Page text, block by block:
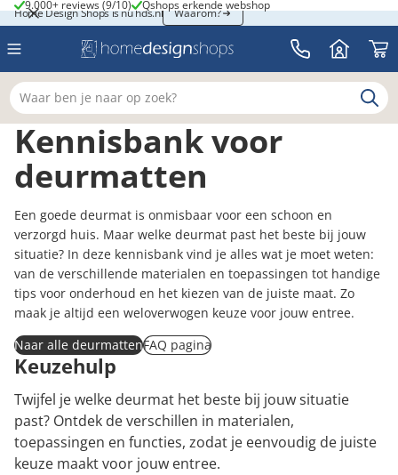
Home Design Shops is nu hds.nl
Home Design Shops is nu hds.nl Waarom?
9.000+ reviews (9/10)
9.000+ reviews (9/10) Qshops erkende webshop
Qshops erkende webshop
Waar ben je naar op zoek?
Kennisbank voor
deurmatten
Een goede deurmat is onmisbaar voor een schoon en
verzorgd huis. Maar welke deurmat past het beste bij jouw
situatie? In deze kennisbank vind je alles wat je moet weten:
van de verschillende materialen en toepassingen tot handige
tips voor onderhoud en het kiezen van de juiste maat. Zo
maak je altijd een weloverwogen keuze voor jouw entree.
Naar alle deurmattenFAQ pagina
Keuzehulp
Twijfel je welke deurmat het beste bij jouw situatie
past? Ontdek de verschillen in materialen,
toepassingen en functies, zodat je eenvoudig de juiste
keuze maakt voor jouw entree.